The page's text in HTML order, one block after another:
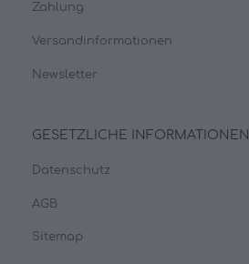
Zahlung
Versandinformationen
Newsletter
GESETZLICHE INFORMATIONEN
Datenschutz
AGB
Sitemap